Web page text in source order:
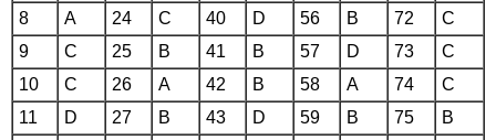
8
A 24 C 40 D 56 B 72
C
9
C 25 B 41 B 57 D 73
C
10
C 26 A 42 B 58 A 74
C
11
D 27 B 43 D 59 B 75
B